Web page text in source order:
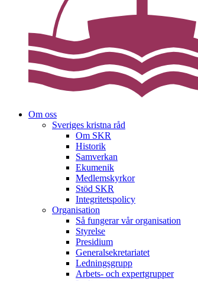
Om oss
Sveriges kristna råd
Om SKR
Historik
Samverkan
Ekumenik
Medlemskyrkor
Stöd SKR
Integritetspolicy
Organisation
Så fungerar vår organisation
Styrelse
Presidium
Generalsekretariatet
Ledningsgrupp
Arbets- och expertgrupper